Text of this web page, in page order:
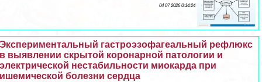
04 07 2026 0:14:24
Экспериментальный гастроэзофагеальный рефлюкс
в выявлении скрытой коронарной патологии и
электрической нестабильности миокарда при
ишемической болезни сердца